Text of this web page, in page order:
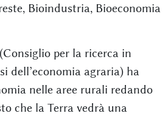
Bioindustria, Bioeconomia
per la ricerca in
dell’economia agraria) ha
nelle aree rurali redando
che la Terra vedrà una